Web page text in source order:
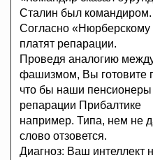
Сталин был командиром.
Согласно
платят репарации.
Проведя аналогию
фашизмом, Вы готовите
что бы наши
репарации Прибалтике
например. Типа, нем не
слово отзовется.
Диагноз: Ваш интеллект